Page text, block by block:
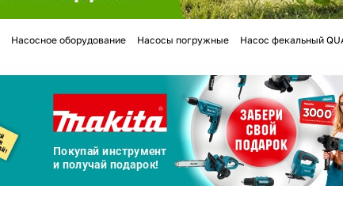
Насосное оборудование Насосы погружные Насос фекальный
Разбейтеоплату
на частибез переплат
График платежей